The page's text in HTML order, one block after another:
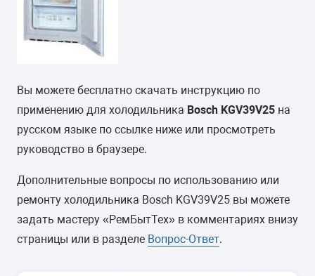
Вы можете бесплатно скачать инструкцию по
применению для холодильника Bosch KGV39V25 на
русском языке по ссылке ниже или просмотреть
руководство в браузере.
Дополнительные вопросы по использованию или
ремонту холодильника Bosch KGV39V25 вы можете
задать мастеру «РемБытТех» в комментариях внизу
страницы или в разделе Вопрос-Ответ.